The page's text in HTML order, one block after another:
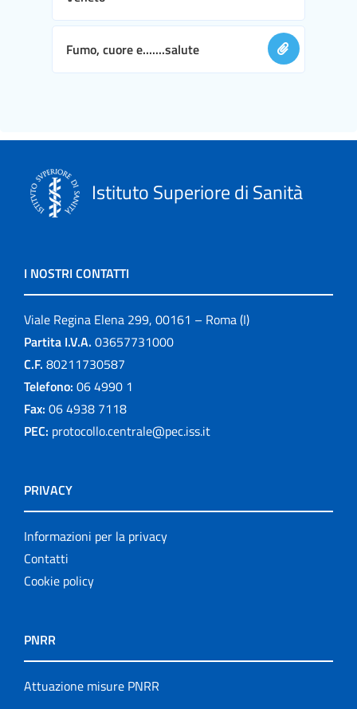
Fumo, cuore e.......salute
Istituto Superiore di Sanità
I NOSTRI CONTATTI
Viale Regina Elena 299, 00161 – Roma (I)
Partita I.V.A. 03657731000
C.F. 80211730587
Telefono: 06 4990 1
Fax: 06 4938 7118
PEC: protocollo.centrale@pec.iss.it
PRIVACY
Informazioni per la privacy
Contatti
Cookie policy
PNRR
Attuazione misure PNRR